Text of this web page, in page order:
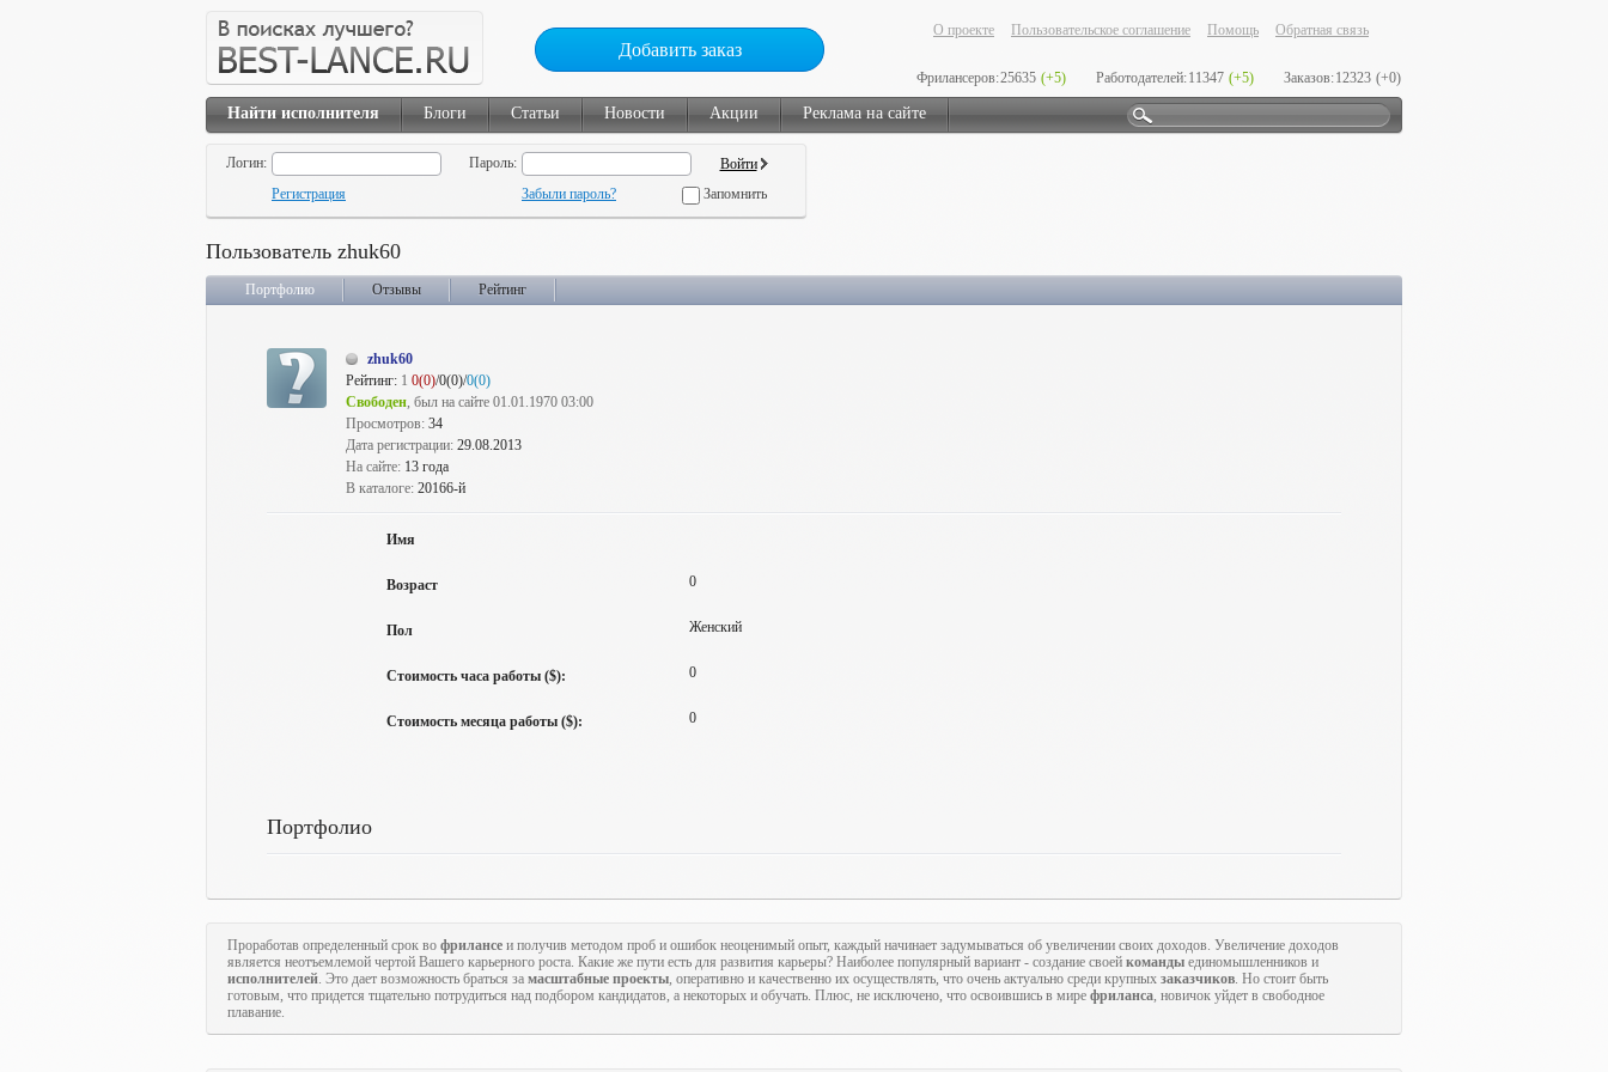
Добавить заказ
О проекте Пользовательское соглашение Помощь Обратная связь
Фрилансеров:25635 (+5) Работодателей:11347 (+5) Заказов:12323 (+0)
Найти исполнителя Блоги Статьи Новости Акции Реклама на сайте
Логин:
Пароль:
Регистрация
Забыли пароль? Запомнить
Пользователь zhuk60
Портфолио Отзывы Рейтинг
zhuk60
Рейтинг: 1 0(0)/0(0)/0(0)
Свободен, был на сайте 01.01.1970 03:00
Просмотров: 34
Дата регистрации: 29.08.2013
На сайте: 13 года
В каталоге: 20166-й
Имя
Возраст 0
Пол Женский
Стоимость часа работы ($): 0
Стоимость месяца работы ($): 0
Портфолио
Проработав определенный срок во фрилансе и получив методом проб и ошибок неоценимый опыт, каждый начинает задумываться об увеличении своих доходов. Увеличение доходов
является неотъемлемой чертой Вашего карьерного роста. Какие же пути есть для развития карьеры? Наиболее популярный вариант - создание своей команды единомышленников и
исполнителей. Это дает возможность браться за масштабные проекты, оперативно и качественно их осуществлять, что очень актуально среди крупных заказчиков. Но стоит быть
готовым, что придется тщательно потрудиться над подбором кандидатов, а некоторых и обучать. Плюс, не исключено, что освоившись в мире фриланса, новичок уйдет в свободное
плавание.